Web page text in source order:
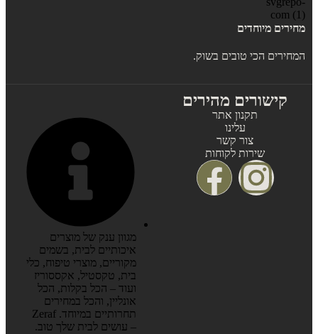
מחירים מיוחדים
המחירים הכי טובים בשוק.
קישורים מהירים
תקנון אתר
עלינו
צור קשר
שירות לקוחות
מגוון ענק של מוצרים
איכותיים לבית, בשמים
מקוריים, מוצרי טיפוח, כלי
בית, טקסטיל, אקססוריז
ועוד – הכל בקלות, הכל
אונליין, והכל במחירים
תחרותיים במיוחד. Zeraf
– עושים לבית שלך טוב.